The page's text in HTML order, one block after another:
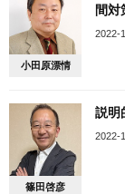
小田原漂情
間対
2022-
篠田啓彦
説明
2022-